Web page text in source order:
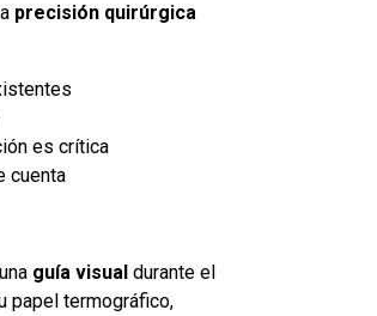
precisión quirúrgica
es crítica
cuenta
guía visual durante el
papel termográfico,